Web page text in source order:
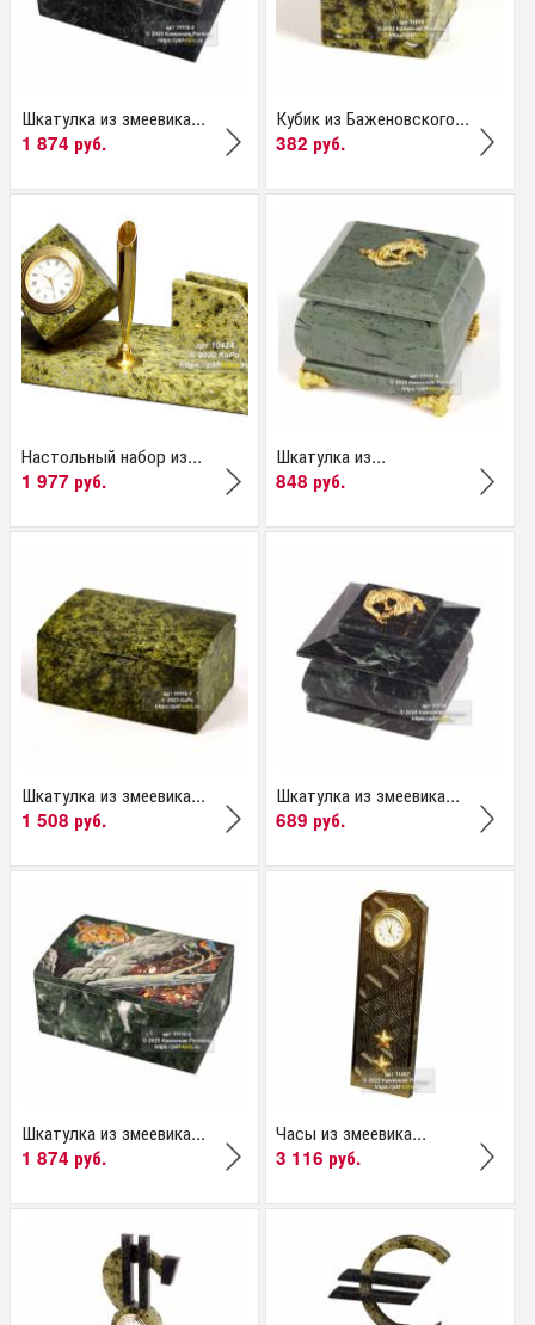
Шкатулка из змеевика...
1 874 руб.
Кубик из Баженовского...
382 руб.
Настольный набор из...
1 977 руб.
Шкатулка из...
848 руб.
Шкатулка из змеевика...
1 508 руб.
Шкатулка из змеевика...
689 руб.
Шкатулка из змеевика...
1 874 руб.
Часы из змеевика...
3 116 руб.